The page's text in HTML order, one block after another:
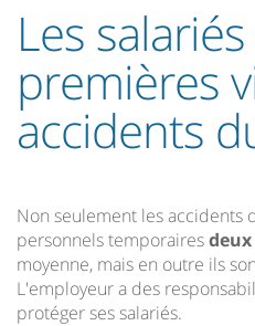
Les
premières
accidents
Non seulement les accidents
personnels temporaires
moyenne, mais en outre ils
L'employeur a des
protéger ses salariés.